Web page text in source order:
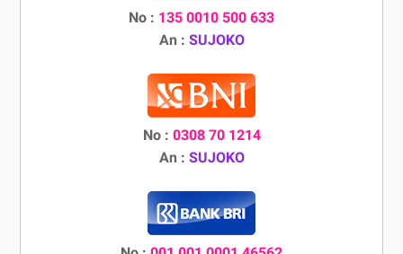
No : 135 0010 500 633
An : SUJOKO
No : 0308 70 1214
An : SUJOKO